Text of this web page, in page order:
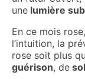
une lumière
En ce mois
l’intuition, la
rose soit plus
guérison, de